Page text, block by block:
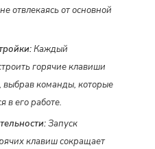
отвлекаясь от основной
Каждый
горячие клавиши
выбрав команды, которые
в его работе.
Запуск
клавиш сокращает